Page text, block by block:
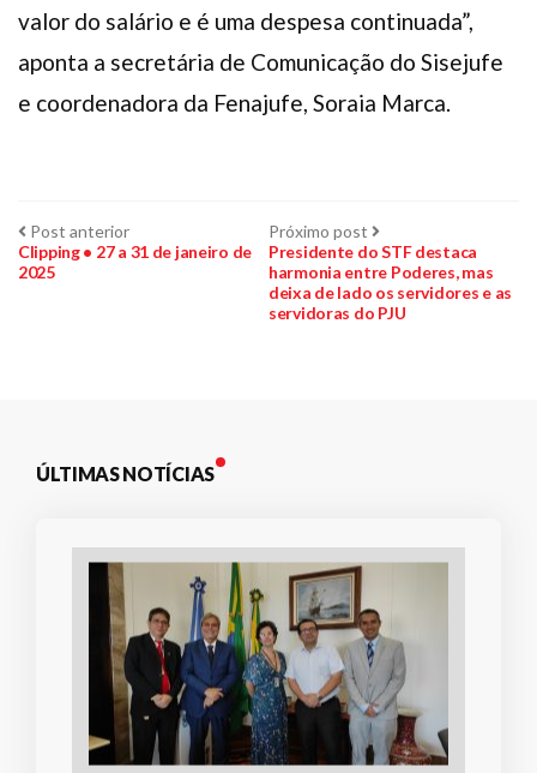
valor do salário e é uma despesa continuada”,
aponta a secretária de Comunicação do Sisejufe
e coordenadora da Fenajufe, Soraia Marca.
Navegação
de
Post anteriorPost
anterior:
Clipping • 27 a 31 de janeiro de
2025
Próximo post Próximo
post:
Presidente do STF destaca
harmonia entre Poderes, mas
deixa de lado os servidores e as
servidoras do PJU
ÚLTIMAS NOTÍCIAS